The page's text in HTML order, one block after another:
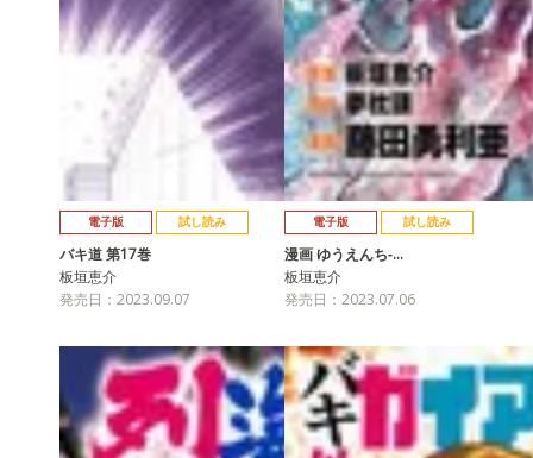
電子版 試し読み
バキ道 第17巻
板垣恵介
発売日：2023.09.07
電子版 試し読み
漫画 ゆうえんち‐…
板垣恵介
発売日：2023.07.06